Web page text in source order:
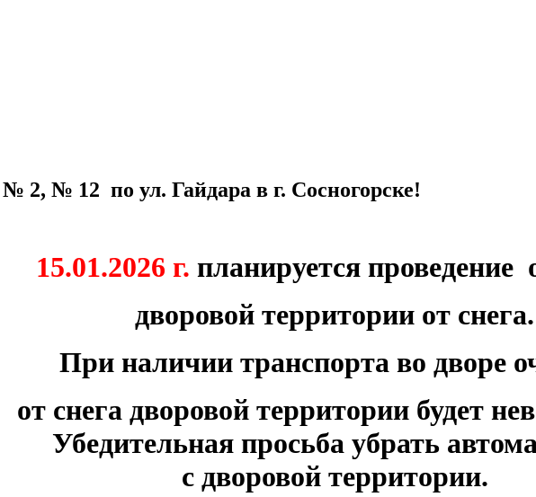
2, № 12 по ул. Гайдара в г. Сосногорске!
15.01.2026 г. планируется проведение
дворовой территории от снега.
При наличии транспорта во дворе
от снега дворовой территории будет
Убедительная просьба убрать
с дворовой территории.